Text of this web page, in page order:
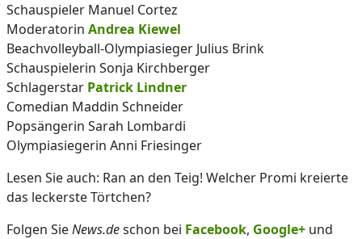
Schauspieler Manuel Cortez
Moderatorin Andrea Kiewel
Beachvolleyball-Olympiasieger Julius Brink
Schauspielerin Sonja Kirchberger
Schlagerstar Patrick Lindner
Comedian Maddin Schneider
Popsängerin Sarah Lombardi
Olympiasiegerin Anni Friesinger
Lesen Sie auch: Ran an den Teig! Welcher Promi kreierte
das leckerste Törtchen?
Folgen SieNews.deschon bei Facebook, Google+ und